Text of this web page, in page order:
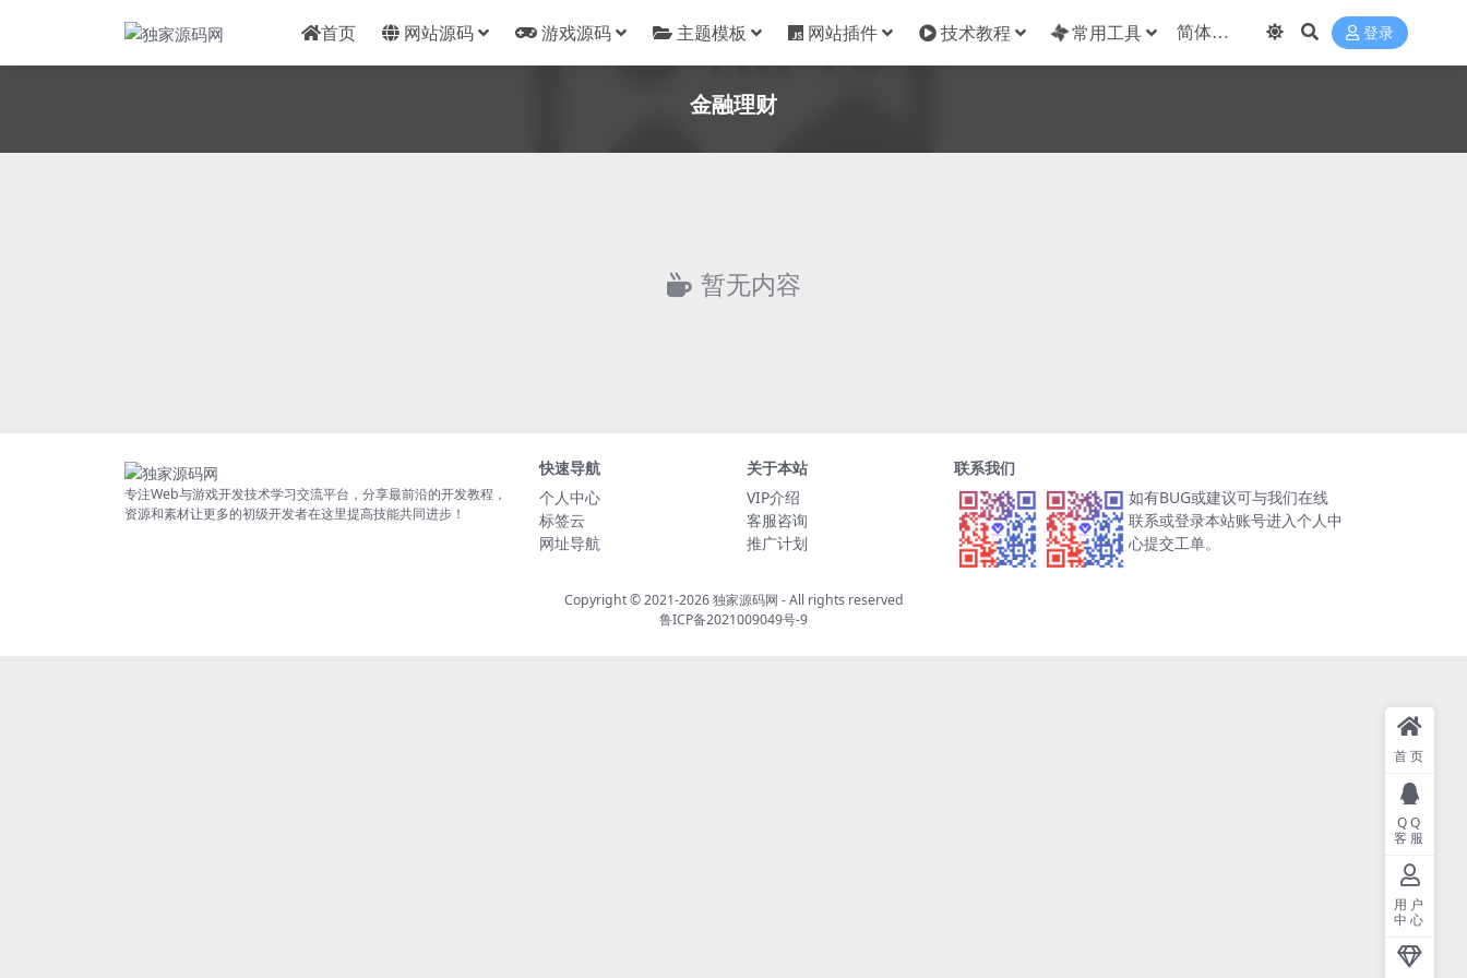
首页 网站源码 游戏源码 主题模板 网站插件 技术教程 常用工具 登录
金融理财
暂无内容
专注Web与游戏开发技术学习交流平台，分享最前沿的开发教程，
资源和素材让更多的初级开发者在这里提高技能共同进步！
快速导航
个人中心
标签云
网址导航
关于本站
VIP介绍
客服咨询
推广计划
联系我们
如有BUG或建议可与我们在线
联系或登录本站账号进入个人中
心提交工单。
Copyright © 2021-2026独家源码网 - All rights reserved
鲁ICP备2021009049号-9
首页
QQ
客服
用户
中心